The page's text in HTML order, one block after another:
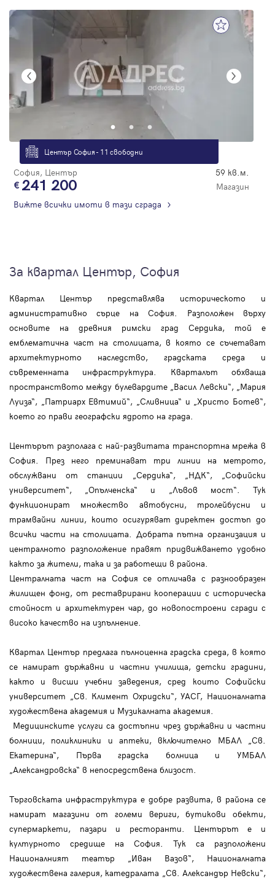
Център София - 11 свободни
София, Център 59 кв.м.
241 200
Магазин
Вижте всички имоти в тази сграда
За квартал Център, София
Квартал Център представлява историческото и
административно сърце на София. Разположен върху
основите на древния римски град Сердика, той е
емблематична част на столицата, в която се съчетават
архитектурното наследство, градската среда и
съвременната инфраструктура. Кварталът обхваща
пространството между булевардите „Васил Левски“, „Мария
Луиза“, „Патриарх Евтимий“, „Сливница“ и „Христо Ботев“,
което го прави географски ядрото на града.
Центърът разполага с най-развитата транспортна мрежа в
София. През него преминават три линии на метрото,
обслужвани от станции „Сердика“, „НДК“, „Софийски
университет“, „Опълченска“ и „Лъвов мост“. Тук
функционират множество автобусни, тролейбусни и
трамвайни линии, които осигуряват директен достъп до
всички части на столицата. Добрата пътна организация и
централното разположение правят придвижването удобно
както за жители, така и за работещи в района.
Централната част на София се отличава с разнообразен
жилищен фонд, от реставрирани кооперации с историческа
стойност и архитектурен чар, до новопостроени сгради с
високо качество на изпълнение.
Квартал Център предлага пълноценна градска среда, в която
се намират държавни и частни училища, детски градини,
както и висши учебни заведения, сред които Софийски
университет „Св. Климент Охридски“, УАСГ, Националната
художествена академия и Музикалната академия.
Медицинските услуги са достъпни чрез държавни и частни
болници, поликлиники и аптеки, включително МБАЛ „Св.
Екатерина“, Първа градска болница и УМБАЛ
„Александровска“ в непосредствена близост.
Търговската инфраструктура е добре развита, в района се
намират магазини от големи вериги, бутикови обекти,
супермаркети, пазари и ресторанти. Центърът е и
културното средище на София. Тук са разположени
Националният театър „Иван Вазов“, Националната
художествена галерия, катедралата „Св. Александър Невски“,